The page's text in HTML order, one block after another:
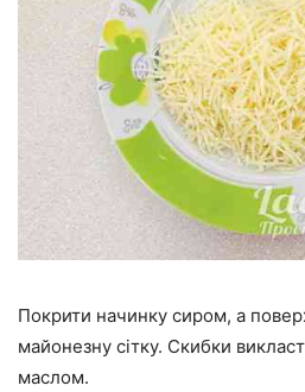
Покрити начинку сиром, а
майонезну сітку. Скибки
маслом.